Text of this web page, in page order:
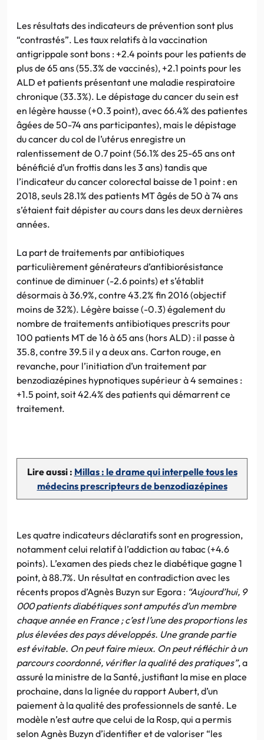
Les résultats des indicateurs de prévention sont plus
“contrastés”. Les taux relatifs à la vaccination
antigrippale sont bons : +2.4 points pour les patients de
plus de 65 ans (55.3% de vaccinés), +2.1 points pour les
ALD et patients présentant une maladie respiratoire
chronique (33.3%). Le dépistage du cancer du sein est
en légère hausse (+0.3 point), avec 66.4% des patientes
âgées de 50-74 ans participantes), mais le dépistage
du cancer du col de l’utérus enregistre un
ralentissement de 0.7 point (56.1% des 25-65 ans ont
bénéficié d’un frottis dans les 3 ans) tandis que
l’indicateur du cancer colorectal baisse de 1 point : en
2018, seuls 28.1% des patients MT âgés de 50 à 74 ans
s’étaient fait dépister au cours dans les deux dernières
années.
La part de traitements par antibiotiques
particulièrement générateurs d’antibiorésistance
continue de diminuer (-2.6 points) et s’établit
désormais à 36.9%, contre 43.2% fin 2016 (objectif
moins de 32%). Légère baisse (-0.3) également du
nombre de traitements antibiotiques prescrits pour
100 patients MT de 16 à 65 ans (hors ALD) : il passe à
35.8, contre 39.5 il y a deux ans. Carton rouge, en
revanche, pour l’initiation d’un traitement par
benzodiazépines hypnotiques supérieur à 4 semaines :
+1.5 point, soit 42.4% des patients qui démarrent ce
traitement.
Lire aussi : Millas : le drame qui interpelle tous les
médecins prescripteurs de benzodiazépines
Les quatre indicateurs déclaratifs sont en progression,
notamment celui relatif à l’addiction au tabac (+4.6
points). L’examen des pieds chez le diabétique gagne 1
point, à 88.7%. Un résultat en contradiction avec les
récents propos d’Agnès Buzyn sur Egora : “Aujourd’hui, 9
000 patients diabétiques sont amputés d’un membre
chaque année en France ; c’est l’une des proportions les
plus élevées des pays développés. Une grande partie
est évitable. On peut faire mieux. On peut réfléchir à un
parcours coordonné, vérifier la qualité des pratiques”, a
assuré la ministre de la Santé, justifiant la mise en place
prochaine, dans la lignée du rapport Aubert, d’un
paiement à la qualité des professionnels de santé. Le
modèle n’est autre que celui de la Rosp, qui a permis
selon Agnès Buzyn d’identifier et de valoriser “les